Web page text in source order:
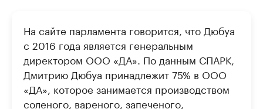
На сайте парламента говорится, что Дюбуа
с 2016 года является генеральным
директором ООО «ДА». По данным СПАРК,
Дмитрию Дюбуа принадлежит 75% в ООО
«ДА», которое занимается производством
соленого, вареного, запеченого,